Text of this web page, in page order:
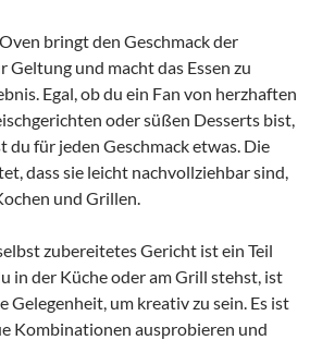
bringt den Geschmack der
und macht das Essen zu
Egal, ob du ein Fan von herzhaften
oder süßen Desserts bist,
du für jeden Geschmack etwas. Die
dass sie leicht nachvollziehbar sind,
und Grillen.
zubereitetes Gericht ist ein Teil
in der Küche oder am Grill stehst, ist
Gelegenheit, um kreativ zu sein. Es ist
Kombinationen ausprobieren und